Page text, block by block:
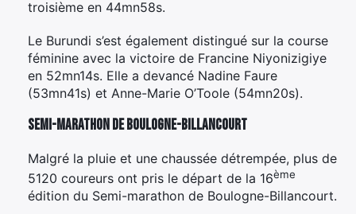
troisième en 44mn58s.
Le Burundi s’est également distingué sur la course
féminine avec la victoire de Francine Niyonizigiye
en 52mn14s. Elle a devancé Nadine Faure
(53mn41s) et Anne-Marie O’Toole (54mn20s).
Semi-marathon de Boulogne-Billancourt
Malgré la pluie et une chaussée détrempée, plus de
5120 coureurs ont pris le départ de la 16ème
édition du Semi-marathon de Boulogne-Billancourt.